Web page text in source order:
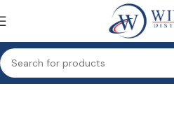
Accueil Onduleurs & accessoires